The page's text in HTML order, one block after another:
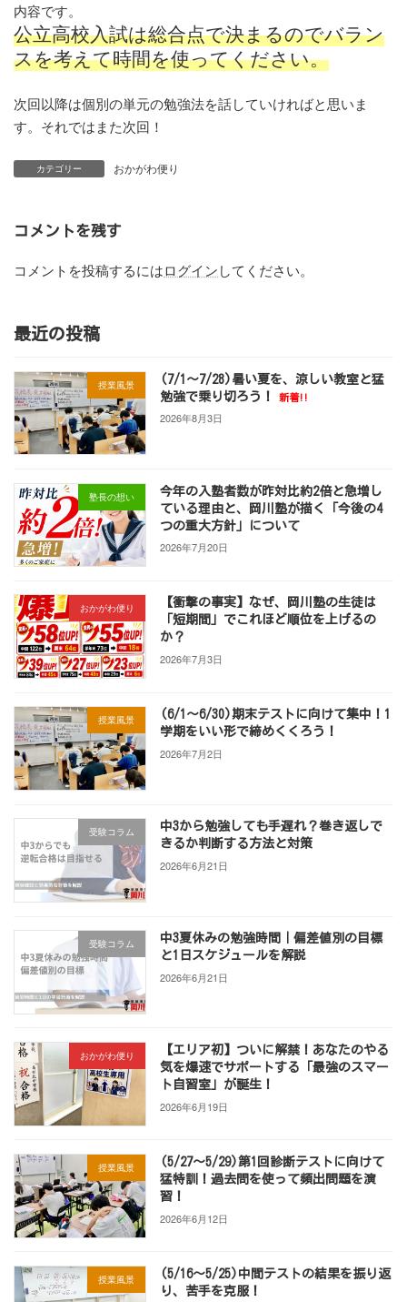
内容です。
公立高校入試は総合点で決まるのでバラン
スを考えて時間を使ってください。
次回以降は個別の単元の勉強法を話していければと思いま
す。それではまた次回！
カテゴリー おかがわ便り
コメントを残す
コメントを投稿するにはログインしてください。
最近の投稿
授業風景
(7/1～7/28)暑い夏を、涼しい教室と猛
勉強で乗り切ろう！
新着!!
2026年8月3日
塾長の想い
今年の入塾者数が昨対比約2倍と急増し
ている理由と、岡川塾が描く「今後の4
つの重大方針」について
2026年7月20日
おかがわ便り
【衝撃の事実】なぜ、岡川塾の生徒は
「短期間」でこれほど順位を上げるの
か？
2026年7月3日
授業風景
(6/1～6/30)期末テストに向けて集中！1
学期をいい形で締めくくろう！
2026年7月2日
受験コラム
中3から勉強しても手遅れ？巻き返しで
きるか判断する方法と対策
2026年6月21日
受験コラム
中3夏休みの勉強時間｜偏差値別の目標
と1日スケジュールを解説
2026年6月21日
おかがわ便り
【エリア初】ついに解禁！あなたのやる
気を爆速でサポートする「最強のスマー
ト自習室」が誕生！
2026年6月19日
授業風景
(5/27～5/29)第1回診断テストに向けて
猛特訓！過去問を使って頻出問題を演
習！
2026年6月12日
授業風景
(5/16～5/25)中間テストの結果を振り返
り、苦手を克服！